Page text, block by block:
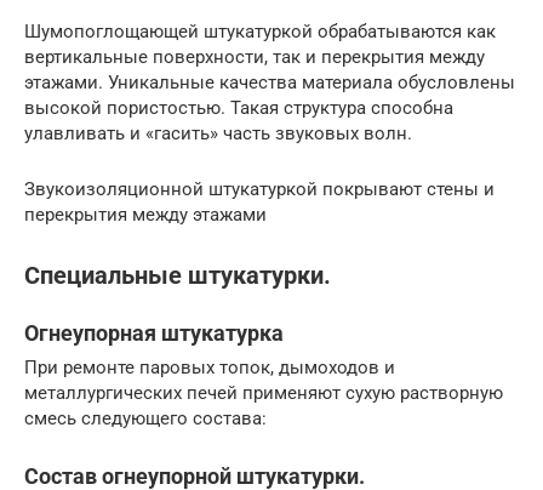
Шумопоглощающей штукатуркой обрабатываются как
вертикальные поверхности, так и перекрытия между
этажами. Уникальные качества материала обусловлены
высокой пористостью. Такая структура способна
улавливать и «гасить» часть звуковых волн.
Звукоизоляционной штукатуркой покрывают стены и
перекрытия между этажами
Специальные штукатурки.
Огнеупорная штукатурка
При ремонте паровых топок, дымоходов и
металлургических печей применяют сухую растворную
смесь следующего состава:
Состав огнеупорной штукатурки.